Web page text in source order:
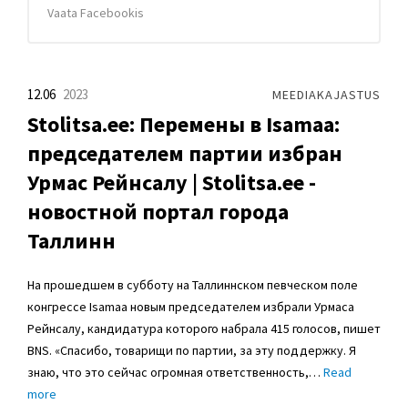
Vaata Facebookis
MEEDIAKAJASTUS
12.06 2023
Stolitsa.ee: Перемены в Isamaa:
председателем партии избран
Урмас Рейнсалу | Stolitsa.ee -
новостной портал города
Таллинн
На прошедшем в субботу на Таллиннском певческом поле
конгрессе Isamaa новым председателем избрали Урмаса
Рейнсалу, кандидатура которого набрала 415 голосов, пишет
BNS. «Спасибо, товарищи по партии, за эту поддержку. Я
знаю, что это сейчас огромная ответственность,… Read
more